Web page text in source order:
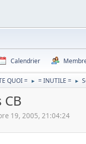
Calendrier
QUOI = ► = INUTILE = ►
19, 2005, 21:04:24